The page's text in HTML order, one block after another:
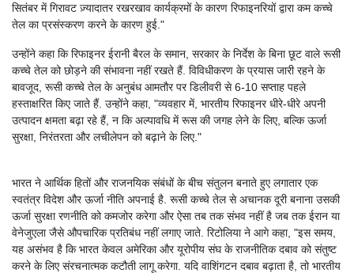
सितंबर में गिरावट ज़्यादातर रखरखाव कार्यक्रमों के कारण रिफाइनरियों द्वारा कम कच्चे
तेल का प्रसंस्करण करने के कारण हुई."
उन्होंने कहा कि रिफाइनर ईरानी बैरल के समान, सरकार के निर्देश के बिना छूट वाले रूसी
कच्चे तेल को छोड़ने की संभावना नहीं रखते हैं. विविधीकरण के प्रयास जारी रहने के
बावजूद, रूसी कच्चे तेल के अनुबंध आमतौर पर डिलीवरी से 6-10 सप्ताह पहले
हस्ताक्षरित किए जाते हैं. उन्होंने कहा, "व्यवहार में, भारतीय रिफाइनर धीरे-धीरे अपनी
उत्पादन क्षमता बढ़ा रहे हैं, न कि अल्पावधि में रूस की जगह लेने के लिए, बल्कि ऊर्जा
सुरक्षा, निरंतरता और लचीलेपन को बढ़ाने के लिए."
भारत ने आर्थिक हितों और राजनयिक संबंधों के बीच संतुलन बनाते हुए लगातार एक
स्वतंत्र विदेश और ऊर्जा नीति अपनाई है. रूसी कच्चे तेल से अचानक दूरी बनाना उसकी
ऊर्जा सुरक्षा रणनीति को कमजोर करेगा और ऐसा तब तक संभव नहीं है जब तक ईरान या
वेनेजुएला जैसे औपचारिक प्रतिबंध नहीं लगाए जाते. रिटोलिया ने आगे कहा, "इस समय,
यह असंभव है कि भारत केवल अमेरिका और यूरोपीय संघ के राजनीतिक दबाव को संतुष्ट
करने के लिए संरचनात्मक कटौती लागू करेगा. यदि वाशिंगटन दबाव बढ़ाता है, तो भारतीय